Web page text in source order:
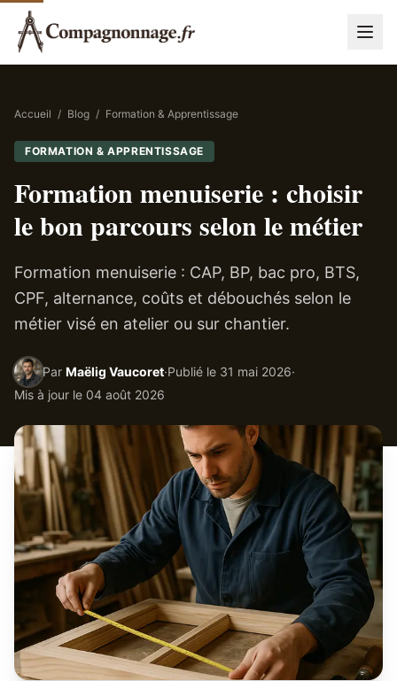
Accueil / Blog / Formation & Apprentissage
FORMATION & APPRENTISSAGE
Formation menuiserie : choisir
le bon parcours selon le métier
Formation menuiserie : CAP, BP, bac pro, BTS,
CPF, alternance, coûts et débouchés selon le
métier visé en atelier ou sur chantier.
Par Maëlig Vaucoret·Publié le 31 mai 2026·
Mis à jour le 04 août 2026